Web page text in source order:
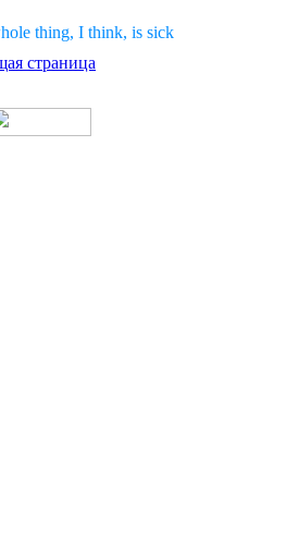
thing, I think, is sick
страница